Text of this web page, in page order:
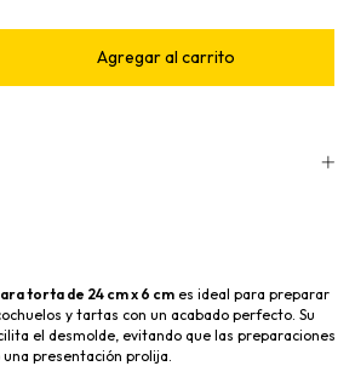
torta de 24 cm x 6 cm es ideal para preparar
y tartas con un acabado perfecto. Su
el desmolde, evitando que las preparaciones
presentación prolija.